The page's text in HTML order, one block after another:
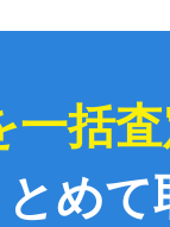
一括
めて